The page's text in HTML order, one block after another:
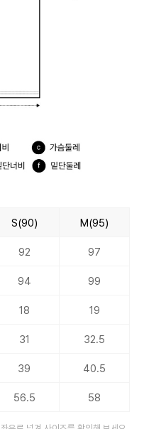
S(90) M(95)
92 97
94 99
18 19
31 32.5
39 40.5
56.5 58